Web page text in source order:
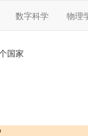
数字科学 物理
国家